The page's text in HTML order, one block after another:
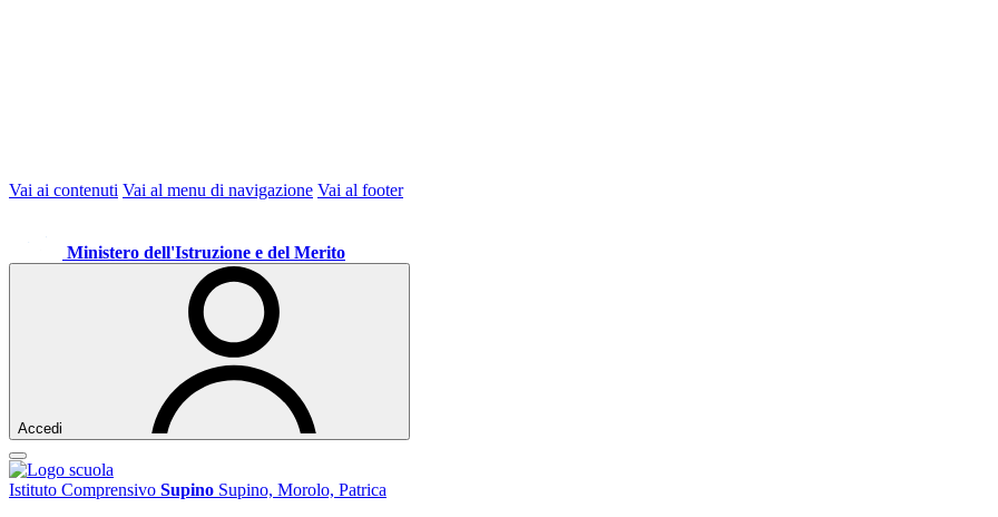
Vai ai contenuti Vai al menu di navigazione Vai al footer
Ministero dell'Istruzione e del Merito
Accedi
Istituto Comprensivo Supino Supino, Morolo, Patrica